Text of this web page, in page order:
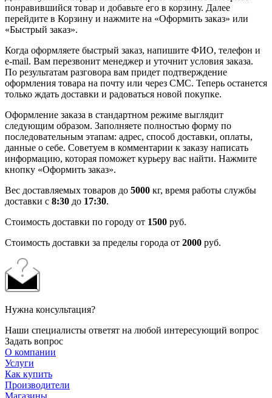
понравившийся товар и добавьте его в корзину. Далее
перейдите в Корзину и нажмите на «Оформить заказ» или
«Быстрый заказ».
Когда оформляете быстрый заказ, напишите ФИО, телефон и
e-mail. Вам перезвонит менеджер и уточнит условия заказа.
По результатам разговора вам придет подтверждение
оформления товара на почту или через СМС. Теперь останется
только ждать доставки и радоваться новой покупке.
Оформление заказа в стандартном режиме выглядит
следующим образом. Заполняете полностью форму по
последовательным этапам: адрес, способ доставки, оплаты,
данные о себе. Советуем в комментарии к заказу написать
информацию, которая поможет курьеру вас найти. Нажмите
кнопку «Оформить заказ».
Вес доставляемых товаров до 5000 кг, время работы службы
доставки с 8:30 до 17:30.
Стоимость доставки по городу от 1500 руб.
Стоимость доставки за пределы города от 2000 руб.
Нужна консультация?
Наши специалисты ответят на любой интересующий вопрос
Задать вопрос
О компании
Услуги
Как купить
Производители
Магазины